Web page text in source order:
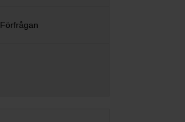
Förfrågan